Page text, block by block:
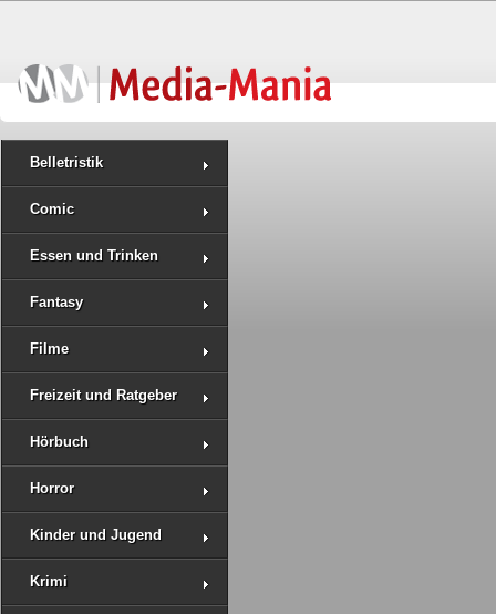
Belletristik
Comic
Essen und Trinken
Fantasy
Filme
Freizeit und Ratgeber
Hörbuch
Horror
Kinder und Jugend
Krimi